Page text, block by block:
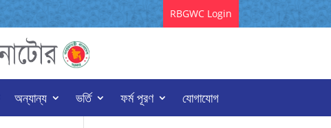
RBGWC Login
অন্যান্য ভর্তি ফর্ম পূরণ যোগাযোগ